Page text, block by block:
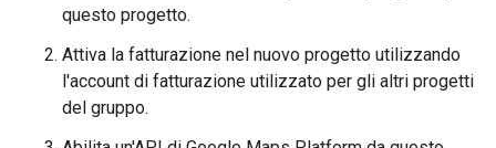
questo progetto.
Attiva la fatturazione nel nuovo progetto utilizzando
l'account di fatturazione utilizzato per gli altri progetti
del gruppo.